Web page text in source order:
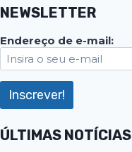
NEWSLETTER
Endereço de e-mail:
ÚLTIMAS NOTÍCIAS